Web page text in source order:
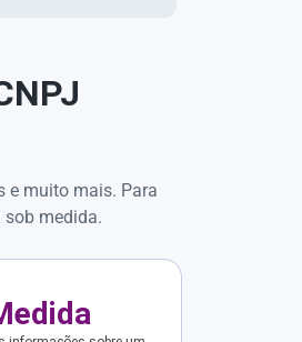
e muito mais. Para
medida.